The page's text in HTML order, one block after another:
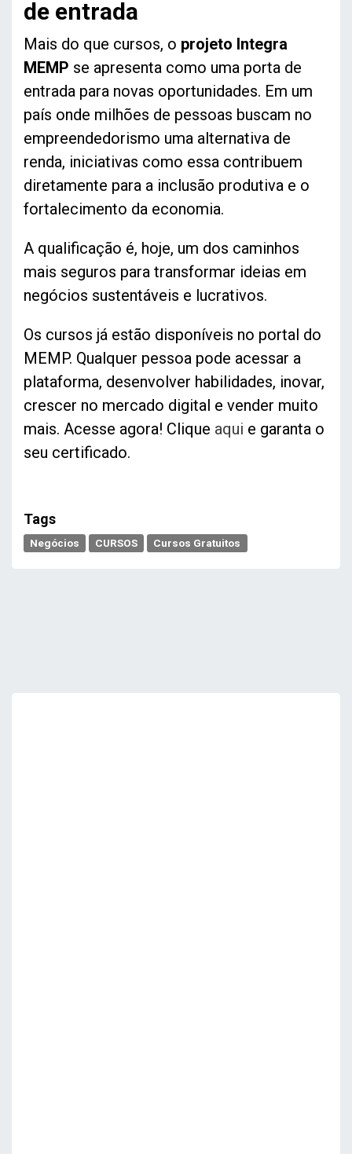
de entrada
Mais do que cursos, o projeto Integra
MEMP se apresenta como uma porta de
entrada para novas oportunidades. Em um
país onde milhões de pessoas buscam no
empreendedorismo uma alternativa de
renda, iniciativas como essa contribuem
diretamente para a inclusão produtiva e o
fortalecimento da economia.
A qualificação é, hoje, um dos caminhos
mais seguros para transformar ideias em
negócios sustentáveis e lucrativos.
Os cursos já estão disponíveis no portal do
MEMP. Qualquer pessoa pode acessar a
plataforma, desenvolver habilidades, inovar,
crescer no mercado digital e vender muito
mais. Acesse agora! Clique aqui e garanta o
seu certificado.
Tags
Negócios CURSOS Cursos Gratuitos